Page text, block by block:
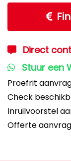
Direct
Stuur een
Proefrit
Check
Inruilvoorstel
Offerte